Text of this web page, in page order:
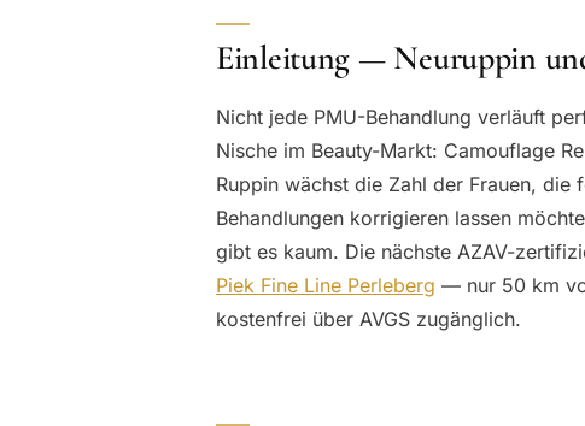
Einleitung — Neuruppin
Nicht jede PMU-Behandlung verläuft
Nische im Beauty-Markt: Camouflage
Ruppin wächst die Zahl der Frauen,
Behandlungen korrigieren lassen
gibt es kaum. Die nächste AZAV-
Piek Fine Line Perleberg — nur 50 km
kostenfrei über AVGS zugänglich.